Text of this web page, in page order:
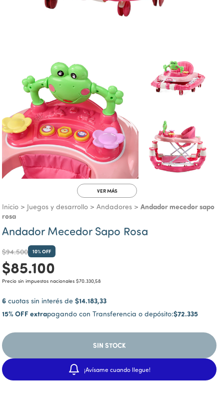
VER MÁS
Inicio > Juegos y desarrollo > Andadores > Andador mecedor sapo
rosa
Andador Mecedor Sapo Rosa
$94.500 10% OFF
$85.100
Precio sin impuestos nacionales $70.330,58
6 cuotas sin interés de $14.183,33
15% OFF extrapagando con Transferencia o depósito:$72.335
¡Avísame cuando llegue!